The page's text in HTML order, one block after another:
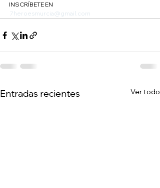
INSCRÍBETE EN
7heroesmurcia@gmail.com
Entradas recientes Ver todo